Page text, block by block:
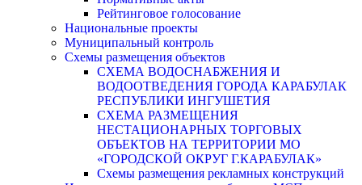
Рейтинговое голосование
Национальные проекты
Муниципальный контроль
Схемы размещения объектов
СХЕМА ВОДОСНАБЖЕНИЯ И
ВОДООТВЕДЕНИЯ ГОРОДА КАРАБУЛАК
РЕСПУБЛИКИ ИНГУШЕТИЯ
СХЕМА РАЗМЕЩЕНИЯ
НЕСТАЦИОНАРНЫХ ТОРГОВЫХ
ОБЪЕКТОВ НА ТЕРРИТОРИИ МО
«ГОРОДСКОЙ ОКРУГ Г.КАРАБУЛАК»
Схемы размещения рекламных конструкций